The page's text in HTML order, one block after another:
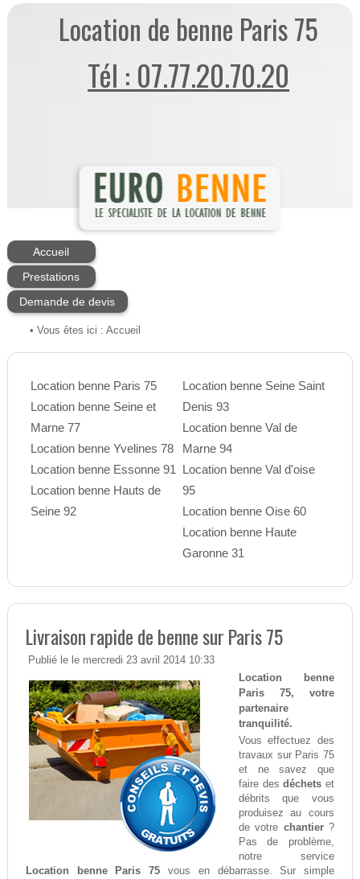
Location de benne Paris 75
Tél : 07.77.20.70.20
Accueil
Prestations
Demande de devis
• Vous êtes ici : Accueil
Location benne Paris 75
Location benne Seine et
Marne 77
Location benne Yvelines 78
Location benne Essonne 91
Location benne Hauts de
Seine 92
Location benne Seine Saint
Denis 93
Location benne Val de
Marne 94
Location benne Val d'oise
95
Location benne Oise 60
Location benne Haute
Garonne 31
Livraison rapide de benne sur Paris 75
Publié le le mercredi 23 avril 2014 10:33
Location benne
Paris 75, votre
partenaire
tranquilité.
Vous effectuez des
travaux sur Paris 75
et ne savez que
faire desdéchets et
débrits que vous
produisez au cours
de votre chantier?
Pas de problème,
notre service
Location benne Paris 75 vous en débarrasse. Sur simple